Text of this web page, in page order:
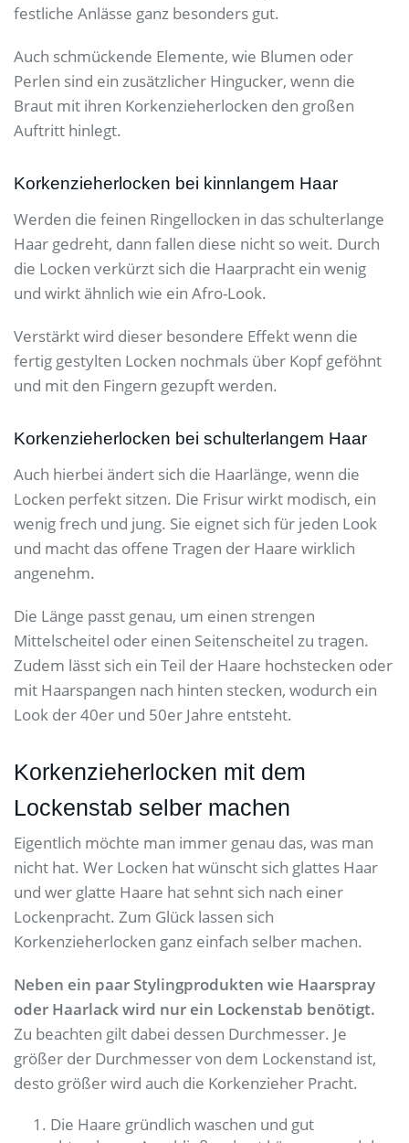
festliche Anlässe ganz besonders gut.
Auch schmückende Elemente, wie Blumen oder
Perlen sind ein zusätzlicher Hingucker, wenn die
Braut mit ihren Korkenzieherlocken den großen
Auftritt hinlegt.
Korkenzieherlocken bei kinnlangem Haar
Werden die feinen Ringellocken in das schulterlange
Haar gedreht, dann fallen diese nicht so weit. Durch
die Locken verkürzt sich die Haarpracht ein wenig
und wirkt ähnlich wie ein Afro-Look.
Verstärkt wird dieser besondere Effekt wenn die
fertig gestylten Locken nochmals über Kopf geföhnt
und mit den Fingern gezupft werden.
Korkenzieherlocken bei schulterlangem Haar
Auch hierbei ändert sich die Haarlänge, wenn die
Locken perfekt sitzen. Die Frisur wirkt modisch, ein
wenig frech und jung. Sie eignet sich für jeden Look
und macht das offene Tragen der Haare wirklich
angenehm.
Die Länge passt genau, um einen strengen
Mittelscheitel oder einen Seitenscheitel zu tragen.
Zudem lässt sich ein Teil der Haare hochstecken oder
mit Haarspangen nach hinten stecken, wodurch ein
Look der 40er und 50er Jahre entsteht.
Korkenzieherlocken mit dem
Lockenstab selber machen
Eigentlich möchte man immer genau das, was man
nicht hat. Wer Locken hat wünscht sich glattes Haar
und wer glatte Haare hat sehnt sich nach einer
Lockenpracht. Zum Glück lassen sich
Korkenzieherlocken ganz einfach selber machen.
Neben ein paar Stylingprodukten wie Haarspray
oder Haarlack wird nur ein Lockenstab benötigt.
Zu beachten gilt dabei dessen Durchmesser. Je
größer der Durchmesser von dem Lockenstand ist,
desto größer wird auch die Korkenzieher Pracht.
Die Haare gründlich waschen und gut